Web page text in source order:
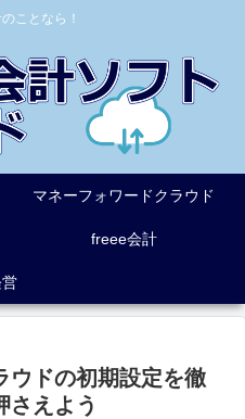
ことなら！
マネーフォワードクラウド
freee会計
ウドの初期設定を徹
さえよう